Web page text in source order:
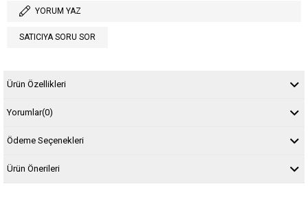
YORUM YAZ
SATICIYA SORU SOR
Ürün Özellikleri
Yorumlar(0)
Ödeme Seçenekleri
Ürün Önerileri